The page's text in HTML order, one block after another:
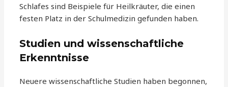
Schlafes sind Beispiele für Heilkräuter, die einen
festen Platz in der Schulmedizin gefunden haben.
Studien und wissenschaftliche
Erkenntnisse
Neuere wissenschaftliche Studien haben begonnen,